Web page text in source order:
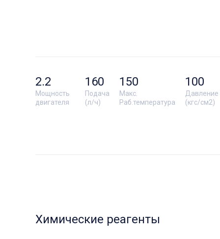
Мощность
двигателя
2.2
Подача
(л/ч)
160
Макс.
Раб.температура
150
Давление
(кгс/см2)
100
Химические реагенты